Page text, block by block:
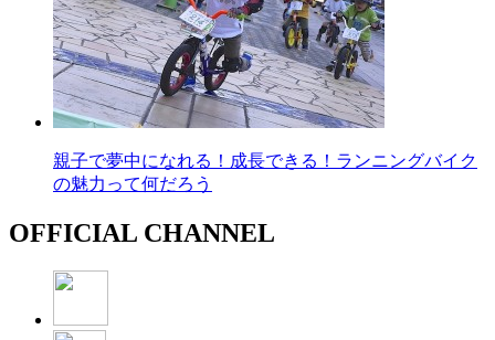
親子で夢中になれる！成長できる！ランニングバイク
の魅力って何だろう
OFFICIAL CHANNEL